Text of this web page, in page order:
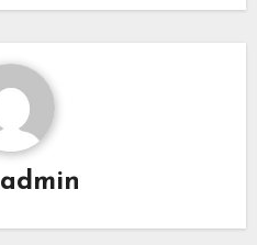
admin